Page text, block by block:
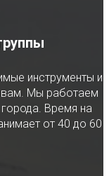
инструменты и
вам. Мы работаем
города. Время на
от 40 до 60